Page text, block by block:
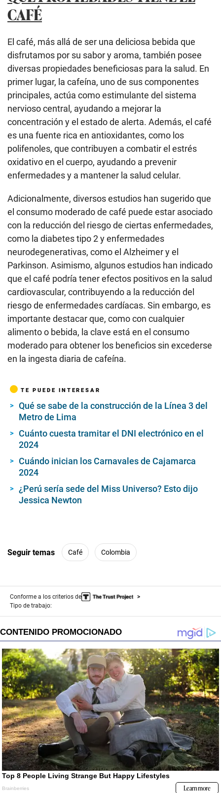
CAFÉ
El café, más allá de ser una deliciosa bebida que
disfrutamos por su sabor y aroma, también posee
diversas propiedades beneficiosas para la salud. En
primer lugar, la cafeína, uno de sus componentes
principales, actúa como estimulante del sistema
nervioso central, ayudando a mejorar la
concentración y el estado de alerta. Además, el café
es una fuente rica en antioxidantes, como los
polifenoles, que contribuyen a combatir el estrés
oxidativo en el cuerpo, ayudando a prevenir
enfermedades y a mantener la salud celular.
Adicionalmente, diversos estudios han sugerido que
el consumo moderado de café puede estar asociado
con la reducción del riesgo de ciertas enfermedades,
como la diabetes tipo 2 y enfermedades
neurodegenerativas, como el Alzheimer y el
Parkinson. Asimismo, algunos estudios han indicado
que el café podría tener efectos positivos en la salud
cardiovascular, contribuyendo a la reducción del
riesgo de enfermedades cardíacas. Sin embargo, es
importante destacar que, como con cualquier
alimento o bebida, la clave está en el consumo
moderado para obtener los beneficios sin excederse
en la ingesta diaria de cafeína.
TE PUEDE INTERESAR
Qué se sabe de la construcción de la Línea 3 del
Metro de Lima
Cuánto cuesta tramitar el DNI electrónico en el
2024
Cuándo inician los Carnavales de Cajamarca
2024
¿Perú sería sede del Miss Universo? Esto dijo
Jessica Newton
Seguir temas Café Colombia
Conforme a los criterios de
Tipo de trabajo: